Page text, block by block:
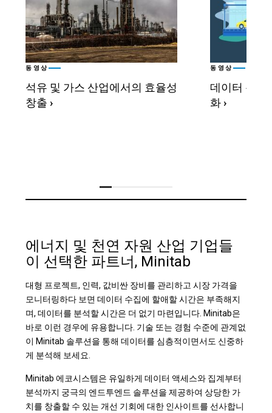
동영상
석유 및 가스 산업에서의 효율성
창출 ›
동영상
데이터 분석
화 ›
에너지 및 천연 자원 산업 기업들
이 선택한 파트너, Minitab
대형 프로젝트, 인력, 값비싼 장비를 관리하고 시장 가격을
모니터링하다 보면 데이터 수집에 할애할 시간은 부족해지
며, 데이터를 분석할 시간은 더 없기 마련입니다. Minitab은
바로 이런 경우에 유용합니다. 기술 또는 경험 수준에 관계없
이 Minitab 솔루션을 통해 데이터를 심층적이면서도 신중하
게 분석해 보세요.
Minitab 에코시스템은 유일하게 데이터 액세스와 집계부터
분석까지 궁극의 엔드투엔드 솔루션을 제공하여 상당한 가
치를 창출할 수 있는 개선 기회에 대한 인사이트를 선사합니